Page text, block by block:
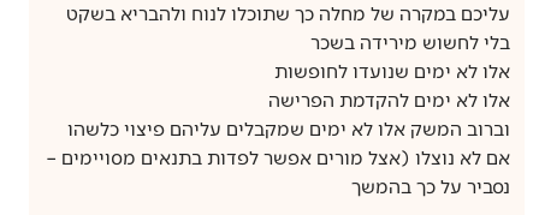
עליכם במקרה של מחלה כך שתוכלו לנוח ולהבריא בשקט
בלי לחשוש מירידה בשכר
אלו לא ימים שנועדו לחופשות
אלו לא ימים להקדמת הפרישה
וברוב המשק אלו לא ימים שמקבלים עליהם פיצוי כלשהו
אם לא נוצלו (אצל מורים אפשר לפדות בתנאים מסויימים –
נסביר על כך בהמשך